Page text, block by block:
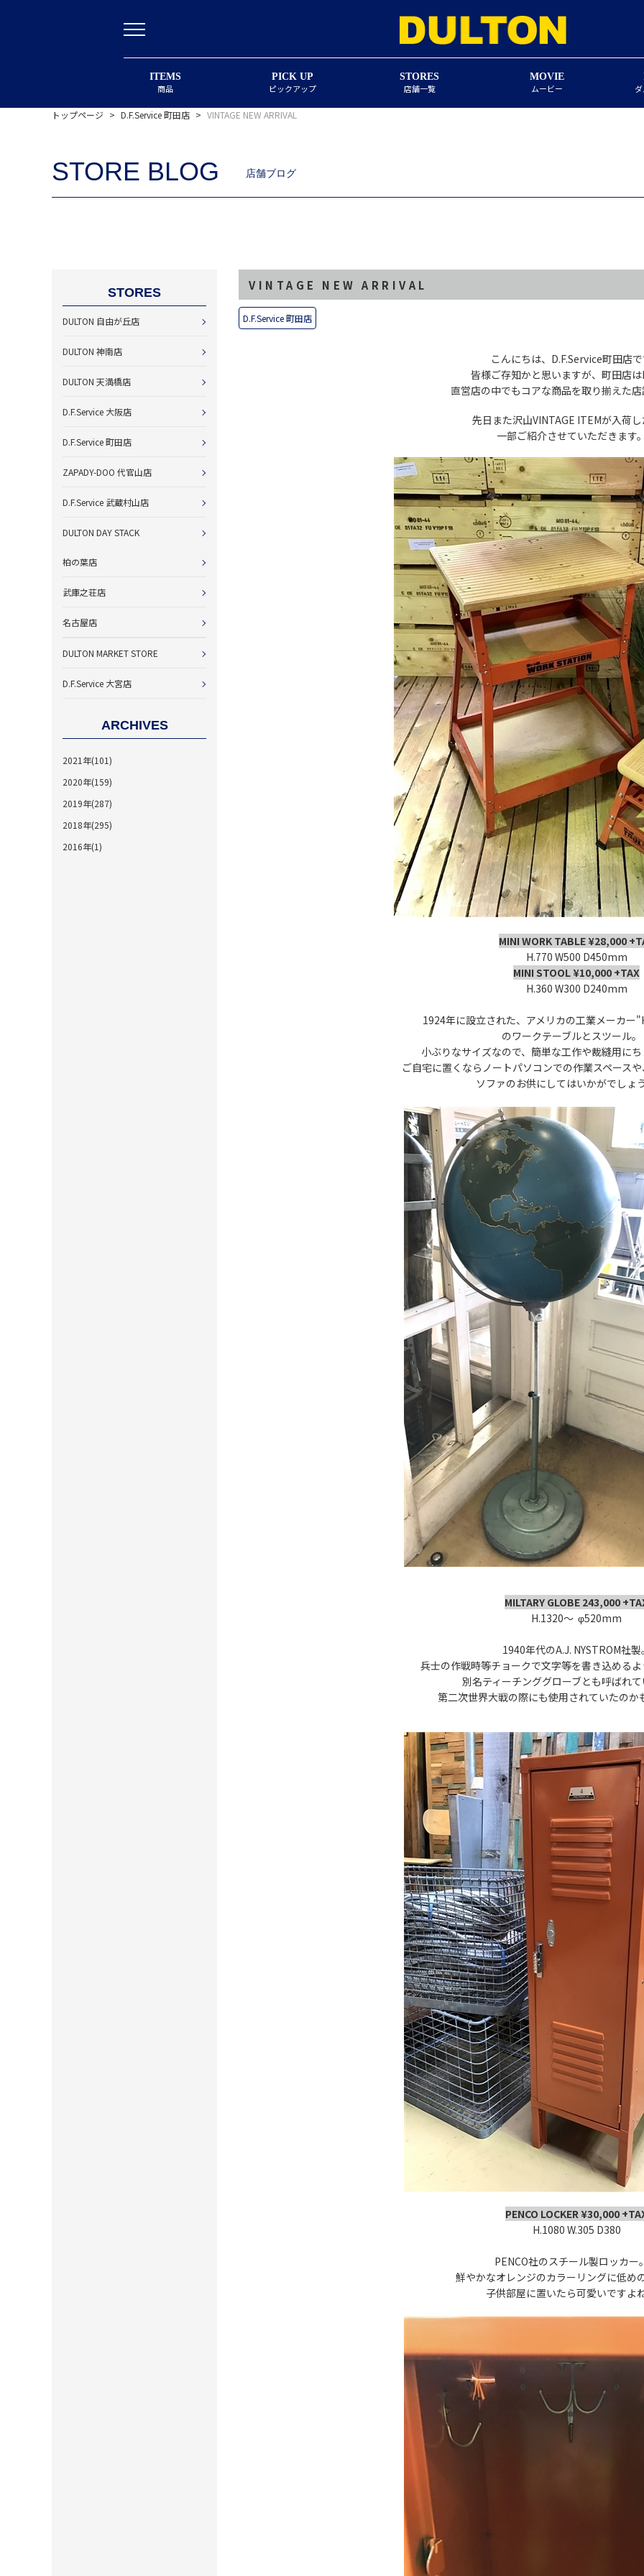
ITEMS
商品
PICK UP
ピックアップ
STORES
店舗一覧
MOVIE
ムービー
トップページ > D.F.Service 町田店 > VINTAGE NEW ARRIVAL
STORE BLOG 店舗ブログ
STORES
DULTON 自由が丘店
DULTON 神南店
DULTON 天満橋店
D.F.Service 大阪店
D.F.Service 町田店
ZAPADY-DOO 代官山店
D.F.Service 武蔵村山店
DULTON DAY STACK
柏の葉店
武庫之荘店
名古屋店
DULTON MARKET STORE
D.F.Service 大宮店
ARCHIVES
2021年(101)
2020年(159)
2019年(287)
2018年(295)
2016年(1)
VINTAGE NEW ARRIVAL
D.F.Service 町田店
こんにちは、D.F.Service町田店
皆様ご存知かと思いますが、町田店
直営店の中でもコアな商品を取り揃えた
先日また沢山VINTAGE ITEMが入荷
一部ご紹介させていただきま
MINI WORK TABLE ¥28,000
H.770 W500 D450mm
MINI STOOL ¥10,000 +TAX
H.360 W300 D240mm
1924年に設立された、アメリカの工業メーカ
のワークテーブルとスツール
小ぶりなサイズなので、簡単な工作や裁縫用に
ご自宅に置くならノートパソコンでの作業スペース
ソファのお供にしてはいかがでし
MILTARY GLOBE 243,000
H.1320〜 φ520mm
1940年代のA.J. NYSTROM社製
兵士の作戦時等チョークで文字等を書き込める
別名ティーチンググローブとも呼ばれ
第二次世界大戦の際にも使用されていたのか
PENCO LOCKER ¥30,000
H.1080 W.305 D380
PENCO社のスチール製ロッカ
鮮やかなオレンジのカラーリングに低め
子供部屋に置いたら可愛いです